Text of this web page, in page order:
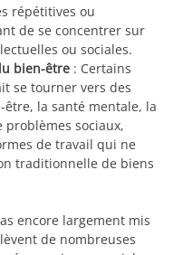
répétitives ou
de se concentrer sur
ou sociales.
bien-être : Certains
se tourner vers des
la santé mentale, la
sociaux,
de travail qui ne
traditionnelle de biens
encore largement mis
de nombreuses